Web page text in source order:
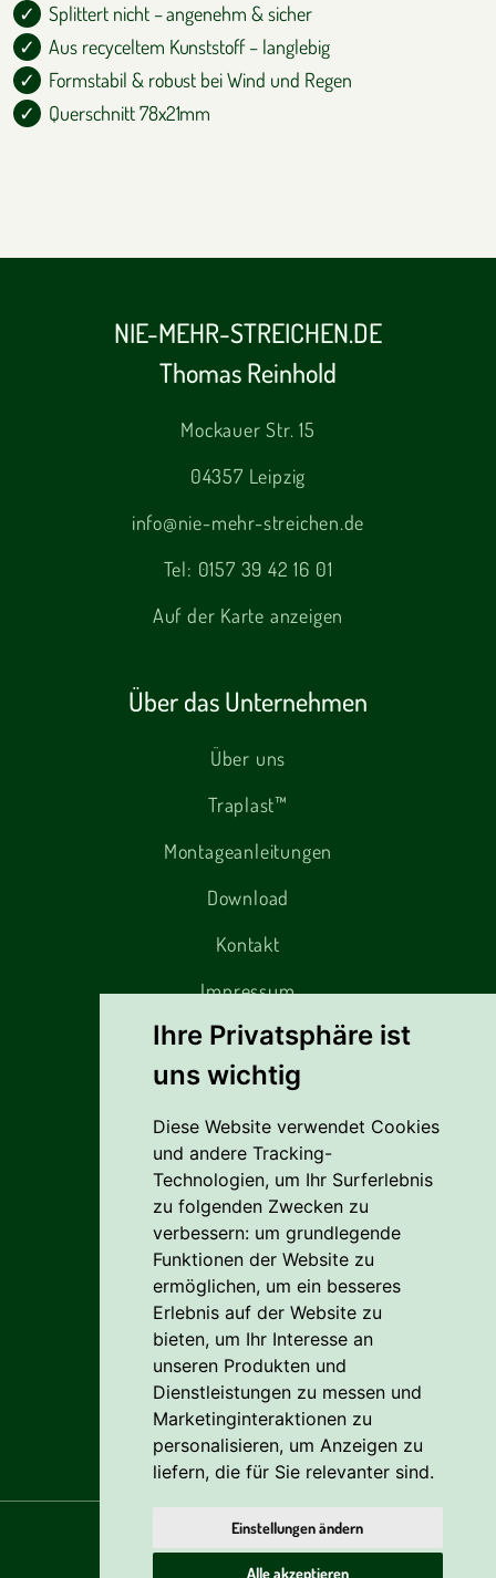
Ihre Privatsphäre ist
uns wichtig
Diese Website verwendet Cookies
und andere Tracking-
Technologien, um Ihr Surferlebnis
zu folgenden Zwecken zu
verbessern: um grundlegende
Funktionen der Website zu
ermöglichen, um ein besseres
Erlebnis auf der Website zu
bieten, um Ihr Interesse an
unseren Produkten und
Dienstleistungen zu messen und
Marketinginteraktionen zu
personalisieren, um Anzeigen zu
liefern, die für Sie relevanter sind.
Einstellungen ändern
Alle akzeptieren
Splittert nicht – angenehm & sicher
Aus recyceltem Kunststoff – langlebig
Formstabil & robust bei Wind und Regen
Querschnitt 78x21mm
NIE-MEHR-STREICHEN.DE
Thomas Reinhold
Mockauer Str. 15
04357 Leipzig
info@nie-mehr-streichen.de
Tel: 0157 39 42 16 01
Auf der Karte anzeigen
Über das Unternehmen
Über uns
Traplast™
Montageanleitungen
Download
Kontakt
Impressum
Alles rund um den Einkauf
Liefer- Und Versandkosten
Zahlungsbedingungen
AGB
Vertrag widerrufen
Reklamation
Cookie
Datenschutzerklärung